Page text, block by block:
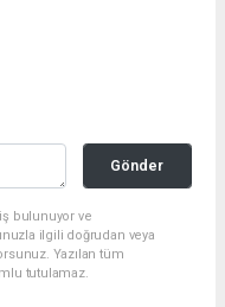
Gönder
bulunuyor ve
ilgili doğrudan veya
Yazılan tüm
tutulamaz.